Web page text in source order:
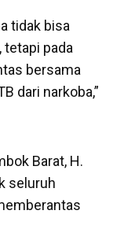
tidak bisa
tetapi pada
bersama
dari narkoba,”
Barat, H.
seluruh